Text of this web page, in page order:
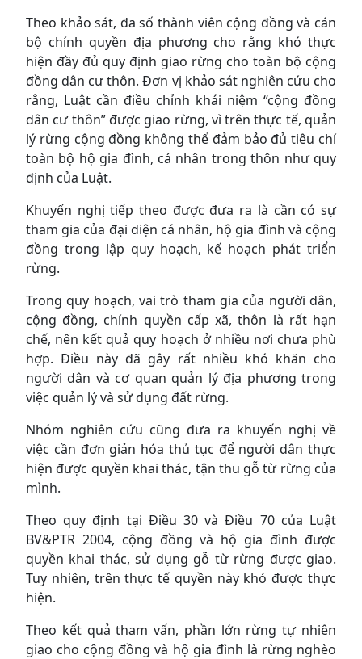
Theo khảo sát, đa số thành viên cộng đồng và cán
bộ chính quyền địa phương cho rằng khó thực
hiện đầy đủ quy định giao rừng cho toàn bộ cộng
đồng dân cư thôn. Đơn vị khảo sát nghiên cứu cho
rằng, Luật cần điều chỉnh khái niệm “cộng đồng
dân cư thôn” được giao rừng, vì trên thực tế, quản
lý rừng cộng đồng không thể đảm bảo đủ tiêu chí
toàn bộ hộ gia đình, cá nhân trong thôn như quy
định của Luật.
Khuyến nghị tiếp theo được đưa ra là cần có sự
tham gia của đại diện cá nhân, hộ gia đình và cộng
đồng trong lập quy hoạch, kế hoạch phát triển
rừng.
Trong quy hoạch, vai trò tham gia của người dân,
cộng đồng, chính quyền cấp xã, thôn là rất hạn
chế, nên kết quả quy hoạch ở nhiều nơi chưa phù
hợp. Điều này đã gây rất nhiều khó khăn cho
người dân và cơ quan quản lý địa phương trong
việc quản lý và sử dụng đất rừng.
Nhóm nghiên cứu cũng đưa ra khuyến nghị về
việc cần đơn giản hóa thủ tục để người dân thực
hiện được quyền khai thác, tận thu gỗ từ rừng của
mình.
Theo quy định tại Điều 30 và Điều 70 của Luật
BV&PTR 2004, cộng đồng và hộ gia đình được
quyền khai thác, sử dụng gỗ từ rừng được giao.
Tuy nhiên, trên thực tế quyền này khó được thực
hiện.
Theo kết quả tham vấn, phần lớn rừng tự nhiên
giao cho cộng đồng và hộ gia đình là rừng nghèo